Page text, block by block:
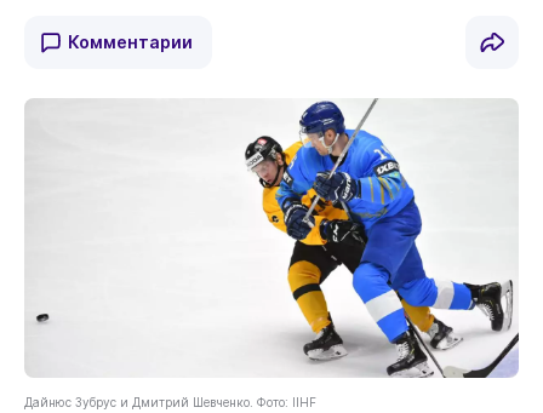
Комментарии
Дайнюс Зубрус и Дмитрий Шевченко. Фото: IIHF